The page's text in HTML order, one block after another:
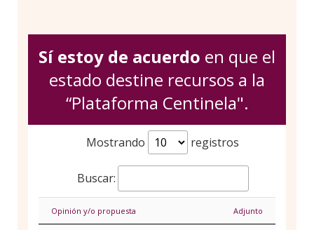
Sí estoy de acuerdo en que el
estado destine recursos a la
“Plataforma Centinela".
Mostrando registros
Buscar:
Opinión y/o propuesta Adjunto